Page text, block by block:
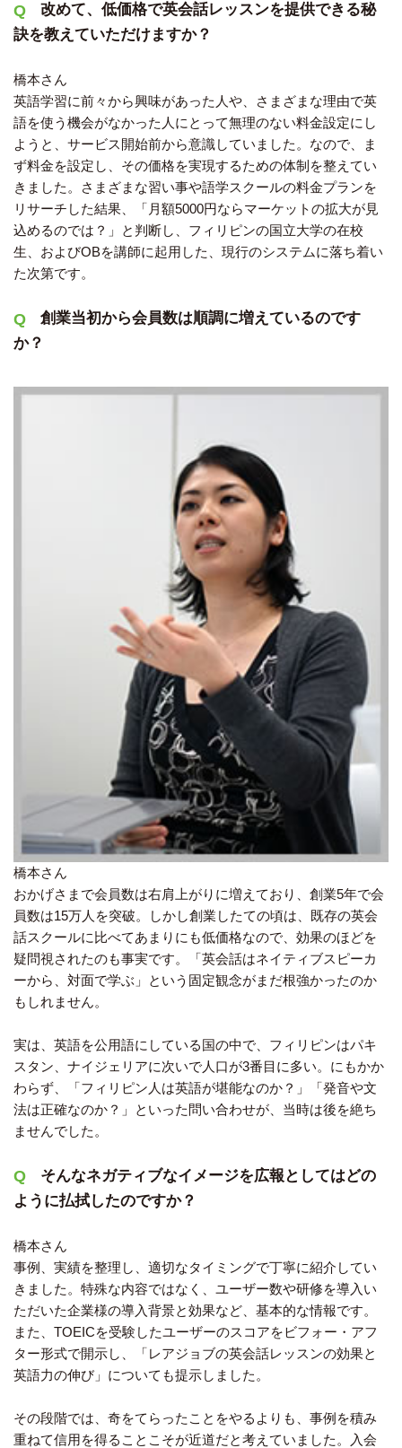
改めて、低価格で英会話レッスンを提供できる秘
訣を教えていただけますか？
橋本さん
英語学習に前々から興味があった人や、さまざまな理由で英
語を使う機会がなかった人にとって無理のない料金設定にし
ようと、サービス開始前から意識していました。なので、ま
ず料金を設定し、その価格を実現するための体制を整えてい
きました。さまざまな習い事や語学スクールの料金プランを
リサーチした結果、「月額5000円ならマーケットの拡大が見
込めるのでは？」と判断し、フィリピンの国立大学の在校
生、およびOBを講師に起用した、現行のシステムに落ち着い
た次第です。
創業当初から会員数は順調に増えているのです
か？
橋本さん
おかげさまで会員数は右肩上がりに増えており、創業5年で会
員数は15万人を突破。しかし創業したての頃は、既存の英会
話スクールに比べてあまりにも低価格なので、効果のほどを
疑問視されたのも事実です。「英会話はネイティブスピーカ
ーから、対面で学ぶ」という固定観念がまだ根強かったのか
もしれません。
実は、英語を公用語にしている国の中で、フィリピンはパキ
スタン、ナイジェリアに次いで人口が3番目に多い。にもかか
わらず、「フィリピン人は英語が堪能なのか？」「発音や文
法は正確なのか？」といった問い合わせが、当時は後を絶ち
ませんでした。
そんなネガティブなイメージを広報としてはどの
ように払拭したのですか？
橋本さん
事例、実績を整理し、適切なタイミングで丁寧に紹介してい
きました。特殊な内容ではなく、ユーザー数や研修を導入い
ただいた企業様の導入背景と効果など、基本的な情報です。
また、TOEICを受験したユーザーのスコアをビフォー・アフ
ター形式で開示し、「レアジョブの英会話レッスンの効果と
英語力の伸び」についても提示しました。
その段階では、奇をてらったことをやるよりも、事例を積み
重ねて信用を得ることこそが近道だと考えていました。入会